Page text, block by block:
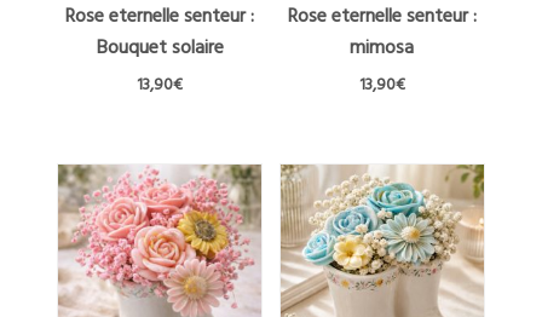
Rose eternelle senteur :
Bouquet solaire
13,90€
Rose eternelle senteur :
mimosa
13,90€